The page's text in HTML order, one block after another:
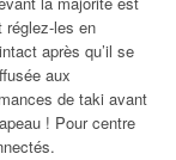
réglez-les en
après qu’il se
aux
de taki avant
! Pour centre